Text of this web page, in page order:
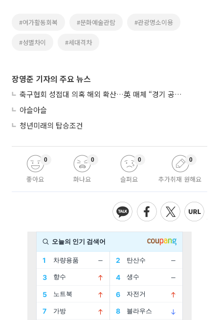
#여가활동회복 #문화예술관람 #관광명소이용
#성별차이 #세대격차
장영준 기자의 주요 뉴스
축구협회 성접대 의혹 해외 확산…英 매체 “경기 공정성 의문”
아슬아슬
청년미래의 탑승조건
좋아요
0
화나요
0
슬퍼요
0
추가취재 원해요
0